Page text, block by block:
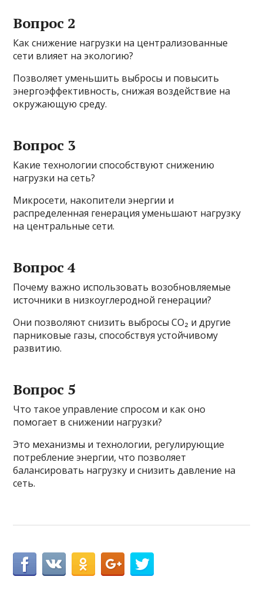
Вопрос 2
Как снижение нагрузки на централизованные
сети влияет на экологию?
Позволяет уменьшить выбросы и повысить
энергоэффективность, снижая воздействие на
окружающую среду.
Вопрос 3
Какие технологии способствуют снижению
нагрузки на сеть?
Микросети, накопители энергии и
распределенная генерация уменьшают нагрузку
на центральные сети.
Вопрос 4
Почему важно использовать возобновляемые
источники в низкоуглеродной генерации?
Они позволяют снизить выбросы CO₂ и другие
парниковые газы, способствуя устойчивому
развитию.
Вопрос 5
Что такое управление спросом и как оно
помогает в снижении нагрузки?
Это механизмы и технологии, регулирующие
потребление энергии, что позволяет
балансировать нагрузку и снизить давление на
сеть.